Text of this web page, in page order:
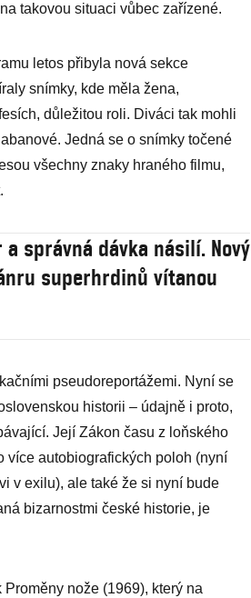
takovou situaci vůbec zařízené.
letos přibyla nová sekce
snímky, kde měla žena,
důležitou roli. Diváci tak mohli
Jedná se o snímky točené
všechny znaky hraného filmu,
správná dávka násilí. Nový
superhrdinů vítanou
pseudoreportážemi. Nyní se
historii – údajně i proto,
Její Zákon času z loňského
více autobiografických poloh (nyní
v exilu), ale také že si nyní bude
bizarnostmi české historie, je
nože (1969), který na